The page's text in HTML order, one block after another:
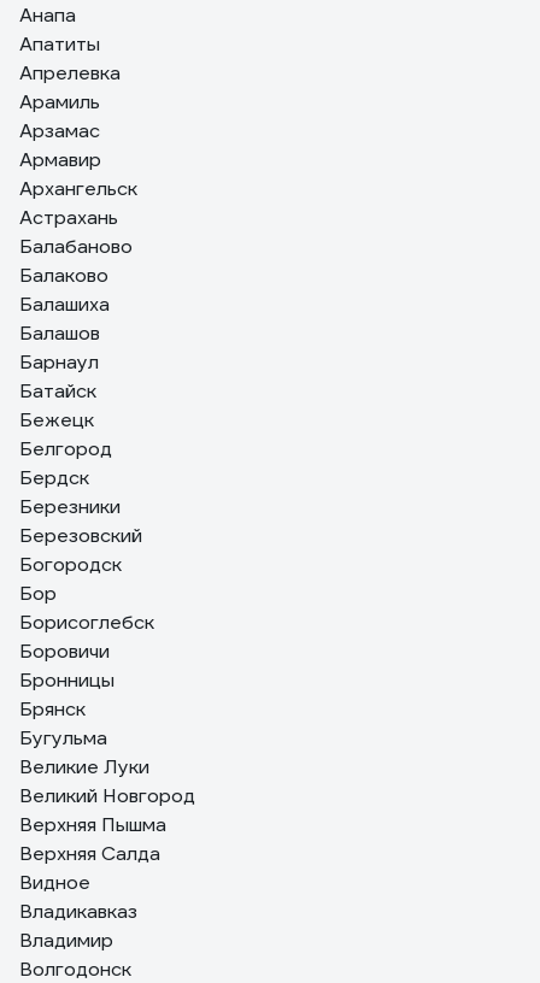
Анапа
Апатиты
Апрелевка
Арамиль
Арзамас
Армавир
Архангельск
Астрахань
Балабаново
Балаково
Балашиха
Балашов
Барнаул
Батайск
Бежецк
Белгород
Бердск
Березники
Березовский
Богородск
Бор
Борисоглебск
Боровичи
Бронницы
Брянск
Бугульма
Великие Луки
Великий Новгород
Верхняя Пышма
Верхняя Салда
Видное
Владикавказ
Владимир
Волгодонск